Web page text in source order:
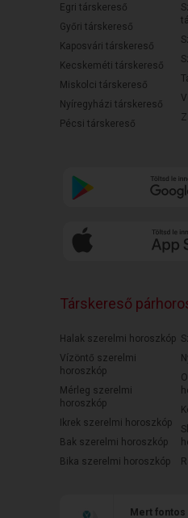
Egri társkereső
Győri társkereső
Kaposvári társkereső
Kecskeméti társkereső
Miskolci társkereső
Nyíregyházi társkereső
Pécsi társkereső
Társkereső
Halak szerelmi horoszkóp
Vízöntő szerelmi
horoszkóp
Mérleg szerelmi
horoszkóp
Ikrek szerelmi horoszkóp
Bak szerelmi horoszkóp
Bika szerelmi horoszkóp
Mert fontos